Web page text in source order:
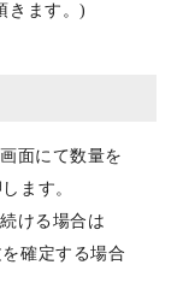
きます。)
面にて数量を
ます。
ける場合は
確定する場合